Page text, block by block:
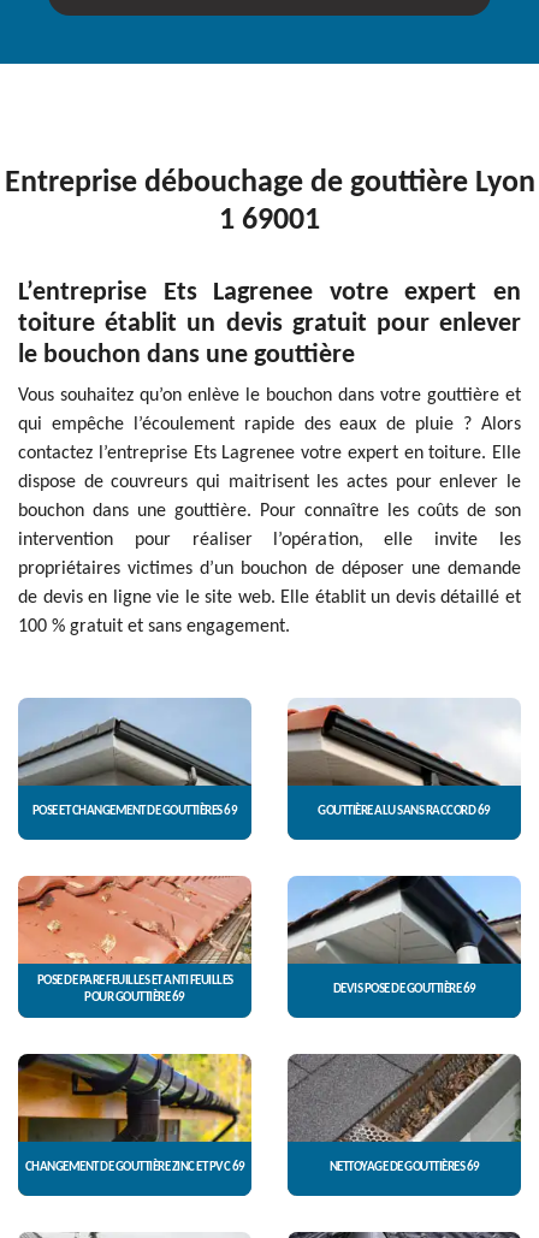
Entreprise débouchage de gouttière Lyon
1 69001
L’entreprise Ets Lagrenee votre expert en
toiture établit un devis gratuit pour enlever
le bouchon dans une gouttière
Vous souhaitez qu’on enlève le bouchon dans votre gouttière et
qui empêche l’écoulement rapide des eaux de pluie ? Alors
contactez l’entreprise Ets Lagrenee votre expert en toiture. Elle
dispose de couvreurs qui maitrisent les actes pour enlever le
bouchon dans une gouttière. Pour connaître les coûts de son
intervention pour réaliser l’opération, elle invite les
propriétaires victimes d’un bouchon de déposer une demande
de devis en ligne vie le site web. Elle établit un devis détaillé et
100 % gratuit et sans engagement.
POSE ET CHANGEMENT DE GOUTTIÈRES 69 GOUTTIÈRE ALU SANS RACCORD 69
POSE DE PARE FEUILLES ET ANTI FEUILLES
POUR GOUTTIÈRE 69
DEVIS POSE DE GOUTTIÈRE 69
CHANGEMENT DE GOUTTIÈRE ZINC ET PVC 69 NETTOYAGE DE GOUTTIÈRES 69